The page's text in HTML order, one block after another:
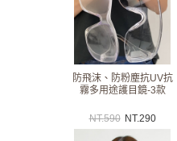
防飛沫、防粉塵抗UV抗
霧多用途護目鏡-3款
NT.590 NT.290